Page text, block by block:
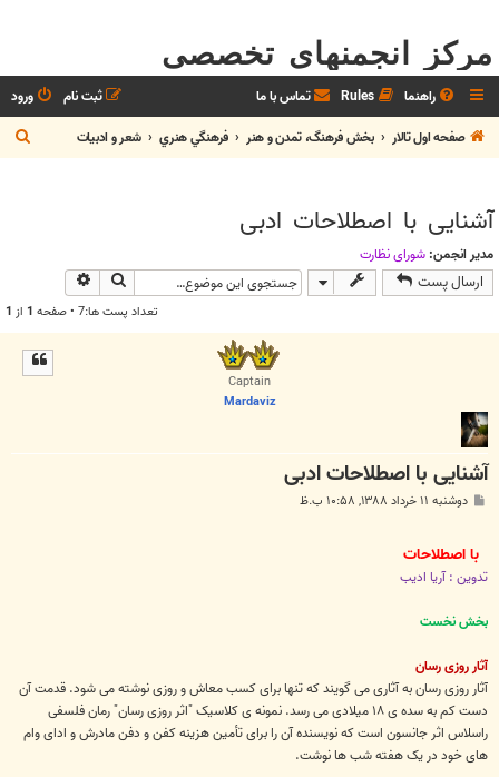
مرکز انجمنهای تخصصی
راهنما Rules تماس با ما ورود
ثبت نام
صفحه اول تالار
بخش فرهنگ، تمدن و هنر فرهنگي هنري شعر و ادبيات
س
آشنایی با اصطلاحات ادبی
مدیر انجمن: شوراي نظارت
ارسال پست جستجو
تعداد پست ها:7 • صفحه 1 از 1
Captain
Mardaviz
آشنایی با اصطلاحات ادبی
دوشنبه ۱۱ خرداد ۱۳۸۸, ۱۰:۵۸ ب.ظ
با اصطلاحات
تدوین : آریا ادیب
بخش نخست
آثار روزی رسان
آثار روزی رسان به آثاری می گویند که تنها برای کسب معاش و روزی نوشته می شود. قدمت آن
دست کم به سده ی ١٨ میلادی می رسد. نمونه ی کلاسیک "اثر روزی رسان" رمان فلسفی
راسلاس اثر جانسون است که نویسنده آن را برای تأمین هزینه کفن و دفن مادرش و ادای وام
های خود در یک هفته شب ها نوشت.